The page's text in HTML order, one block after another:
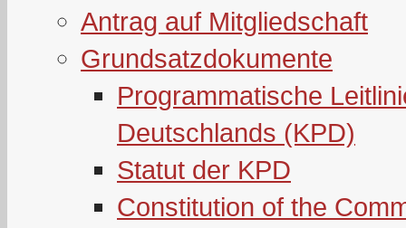
Antrag auf Mitgliedschaft
Grundsatzdokumente
Programmatische
Deutschlands (KPD)
Statut der KPD
Constitution of the